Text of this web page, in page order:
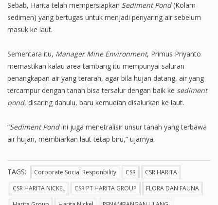
Sebab, Harita telah mempersiapkan Sediment Pond(Kolam
sedimen) yang bertugas untuk menjadi penyaring air sebelum
masuk ke laut.
Sementara itu, Manager Mine Environment, Primus Priyanto
memastikan kalau area tambang itu mempunyai saluran
penangkapan air yang terarah, agar bila hujan datang, air yang
tercampur dengan tanah bisa tersalur dengan baik ke sediment
pond, disaring dahulu, baru kemudian disalurkan ke laut.
“Sediment Pondini juga menetralisir unsur tanah yang terbawa
air hujan, membiarkan laut tetap biru,” ujarnya.
TAGS: Corporate Social Responbility CSR
CSR HARITA
CSR HARITA NICKEL
CSR PT HARITA GROUP
FLORA DAN FAUNA